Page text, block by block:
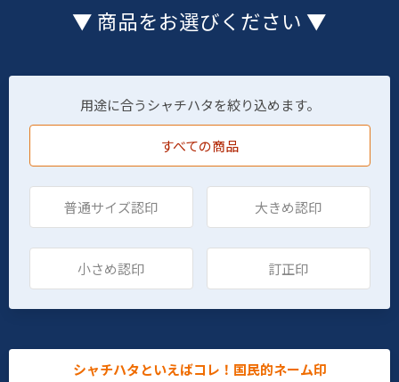
▼ 商品をお選びください ▼
用途に合うシャチハタを絞り込めます。
すべての商品
普通サイズ認印 大きめ認印
小さめ認印 訂正印
シャチハタといえばコレ！国民的ネーム印